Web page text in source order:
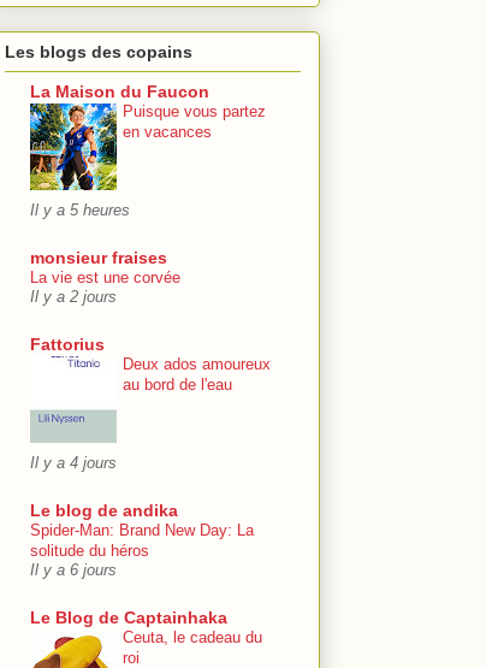
Les blogs des copains
La Maison du Faucon
Puisque vous partez
en vacances
Il y a 5 heures
monsieur fraises
La vie est une corvée
Il y a 2 jours
Fattorius
Deux ados amoureux
au bord de l'eau
Il y a 4 jours
Le blog de andika
Spider-Man: Brand New Day: La
solitude du héros
Il y a 6 jours
Le Blog de Captainhaka
Ceuta, le cadeau du
roi